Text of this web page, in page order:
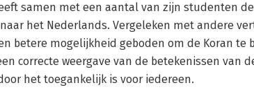
samen met een aantal van zijn studenten de
het Nederlands. Vergeleken met andere
betere mogelijkheid geboden om de Koran te
correcte weergave van de betekenissen van
het toegankelijk is voor iedereen.